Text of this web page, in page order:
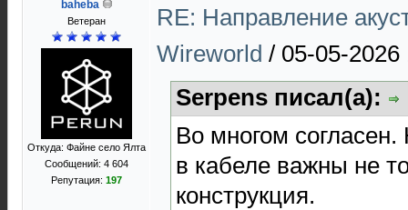
baheba
Ветеран
Откуда: Файне село Ялта
Сообщений: 4 604
Репутация: 197
RE: Направление
Wireworld / 05-05-2026
Serpens писал(а):
Во многом
в кабеле важны не
конструкция.